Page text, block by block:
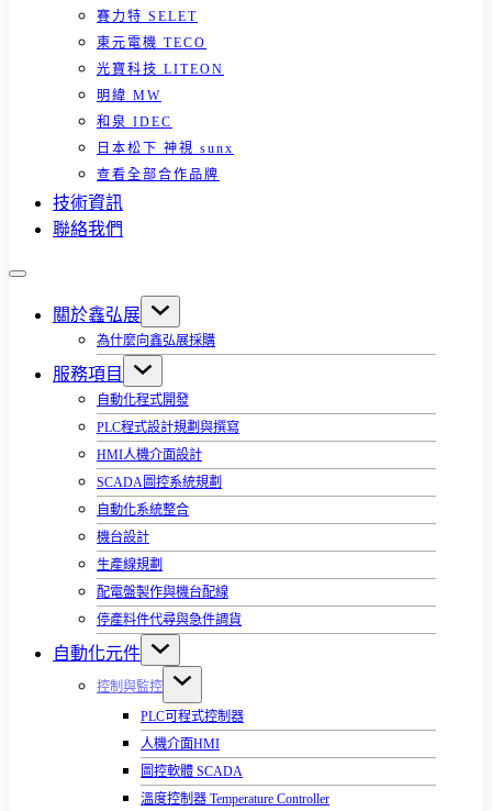
賽力特 SELET
東元電機 TECO
光寶科技 LITEON
明緯 MW
和泉 IDEC
日本松下 神視 sunx
查看全部合作品牌
技術資訊
聯絡我們
關於鑫弘展
為什麼向鑫弘展採購
服務項目
自動化程式開發
PLC程式設計規劃與撰寫
HMI人機介面設計
SCADA圖控系統規劃
自動化系統整合
機台設計
生產線規劃
配電盤製作與機台配線
停產料件代尋與急件調貨
自動化元件
控制與監控
PLC可程式控制器
人機介面HMI
圖控軟體 SCADA
溫度控制器 Temperature Controller